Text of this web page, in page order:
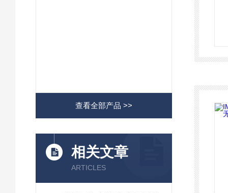
查看全部产品 >>
相关文章
ARTICLES